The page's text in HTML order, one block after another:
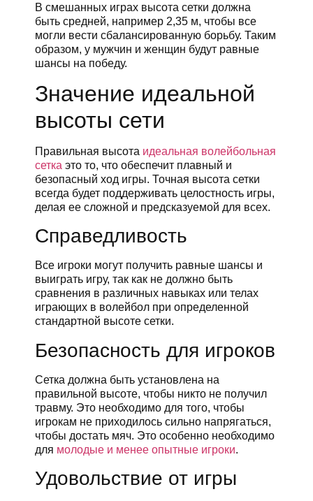
В смешанных играх высота сетки должна
быть средней, например 2,35 м, чтобы все
могли вести сбалансированную борьбу. Таким
образом, у мужчин и женщин будут равные
шансы на победу.
Значение идеальной
высоты сети
Правильная высота идеальная волейбольная
сетка это то, что обеспечит плавный и
безопасный ход игры. Точная высота сетки
всегда будет поддерживать целостность игры,
делая ее сложной и предсказуемой для всех.
Справедливость
Все игроки могут получить равные шансы и
выиграть игру, так как не должно быть
сравнения в различных навыках или телах
играющих в волейбол при определенной
стандартной высоте сетки.
Безопасность для игроков
Сетка должна быть установлена на
правильной высоте, чтобы никто не получил
травму. Это необходимо для того, чтобы
игрокам не приходилось сильно напрягаться,
чтобы достать мяч. Это особенно необходимо
для молодые и менее опытные игроки.
Удовольствие от игры